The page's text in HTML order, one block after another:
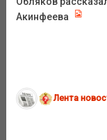
Акинфеева
Лента